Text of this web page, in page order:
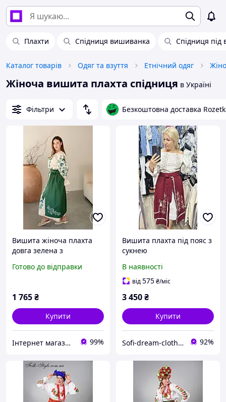
Плахти Спідниця вишиванка Спідниця
Каталог товарів Одяг та взуття Етнічний одяг
Жіноча вишита плахта спідниця в Україні
Фільтри Безкоштовна доставка
Вишита жіноча плахта
довга зелена з
Готово до відправки
1 765₴
Купити
Інтернет магазин "Вишиванка.Nет" 99%
Вишита плахта під пояс з
сукнею
В наявності
від575₴/міс
3 450₴
Купити
Sofi-dream-clothes 92%